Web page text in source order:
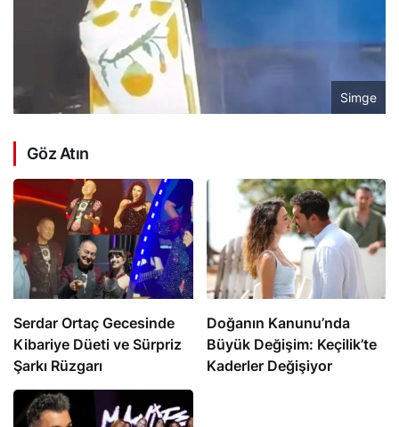
Simge
Göz Atın
Serdar Ortaç Gecesinde
Kibariye Düeti ve Sürpriz
Şarkı Rüzgarı
Doğanın Kanunu’nda
Büyük Değişim: Keçilik’te
Kaderler Değişiyor